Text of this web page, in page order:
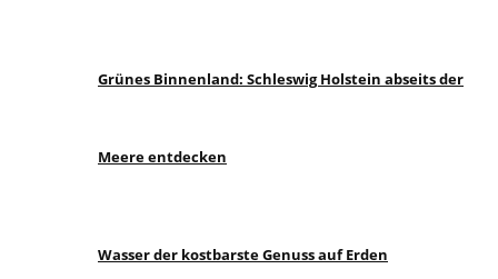
Grünes Binnenland: Schleswig Holstein abseits der
Meere entdecken
Wasser der kostbarste Genuss auf Erden